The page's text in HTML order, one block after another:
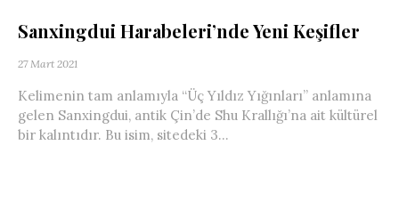
Sanxingdui Harabeleri’nde Yeni Keşifler
27 Mart 2021
Kelimenin tam anlamıyla “Üç Yıldız Yığınları” anlamına
gelen Sanxingdui, antik Çin’de Shu Krallığı’na ait kültürel
bir kalıntıdır. Bu isim, sitedeki 3...